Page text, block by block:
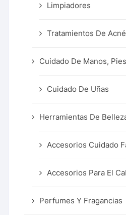
Limpiadores
Tratamientos De Acné
Cuidado De Manos,
Cuidado De Uñas
Herramientas De
Accesorios Cuidado
Accesorios Para El
Perfumes Y Fragancias